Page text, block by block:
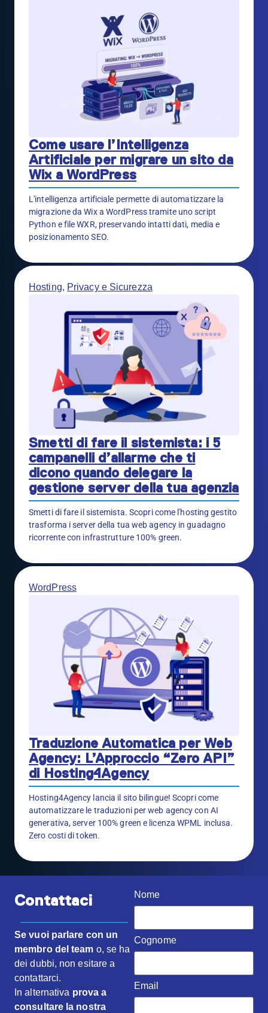
Come usare l’Intelligenza
Artificiale per migrare un sito da
Wix a WordPress
L'intelligenza artificiale permette di automatizzare la
migrazione da Wix a WordPress tramite uno script
Python e file WXR, preservando intatti dati, media e
posizionamento SEO.
Hosting, Privacy e Sicurezza
Smetti di fare il sistemista: i 5
campanelli d’allarme che ti
dicono quando delegare la
gestione server della tua agenzia
Smetti di fare il sistemista. Scopri come l'hosting gestito
trasforma i server della tua web agency in guadagno
ricorrente con infrastrutture 100% green.
WordPress
Traduzione Automatica per Web
Agency: L’Approccio “Zero API”
di Hosting4Agency
Hosting4Agency lancia il sito bilingue! Scopri come
automatizzare le traduzioni per web agency con AI
generativa, server 100% green e licenza WPML inclusa.
Zero costi di token.
Contattaci
Se vuoi parlare con un
membro del team o, se ha
dei dubbi, non esitare a
contattarci.
In alternativa prova a
consultare la nostra
Nome
Cognome
Email